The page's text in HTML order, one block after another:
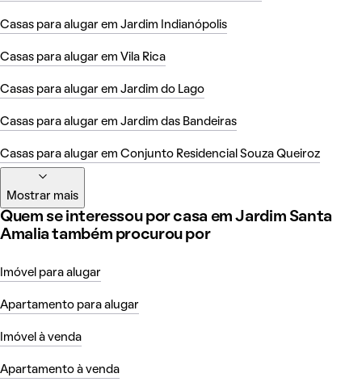
Casas para alugar em Jardim Indianópolis
Casas para alugar em Vila Rica
Casas para alugar em Jardim do Lago
Casas para alugar em Jardim das Bandeiras
Casas para alugar em Conjunto Residencial Souza Queiroz
Mostrar mais
Quem se interessou por casa em Jardim Santa
Amalia também procurou por
Imóvel para alugar
Apartamento para alugar
Imóvel à venda
Apartamento à venda